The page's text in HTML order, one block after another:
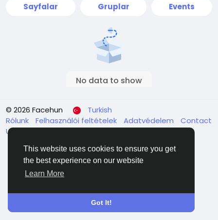
This website uses cookies to ensure you get
the best experience on our website
Learn More
Got It!
Sayfalar Gruplar Events
No data to show
© 2026 Facehun
Turkish
Rólunk
Felhasználói feltételek Adatvédelem
Contact
Us